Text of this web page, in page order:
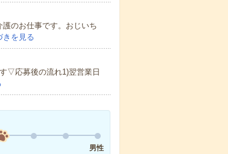
のお仕事です。おじいち
きを見る
▽応募後の流れ1)翌営業日
男性